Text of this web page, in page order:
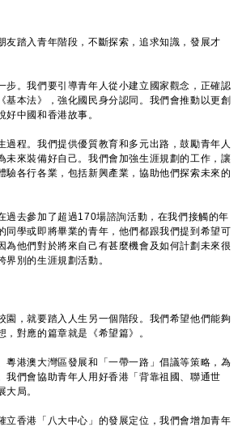
踏入青年階段，不斷探索，追求知識，發展才
。我們要引導青年人從小建立國家觀念，正確認
基本法》，強化國民身分認同。我們會推動以更創
中國和香港故事。
程。我們提供優質教育和多元出路，鼓勵青年人
未來裝備好自己。我們會加強生涯規劃的工作，讓
驗各行各業，包括新興產業，協助他們探索未來的
去參加了超過170場諮詢活動，在我們接觸的年
同學或即將畢業的青年，他們都跟我們提到希望可
為他們對於將來自己有甚麼機會及如何計劃未來很
別的生涯規劃活動。
，就要踏入人生另一個階段。我們希望他們能夠
對應的篇章就是《希望篇》。
港澳大灣區發展和「一帶一路」倡議等策略，為
我們會協助青年人用好香港「背靠祖國、聯通世
局。
香港「八大中心」的發展定位，我們會增加青年